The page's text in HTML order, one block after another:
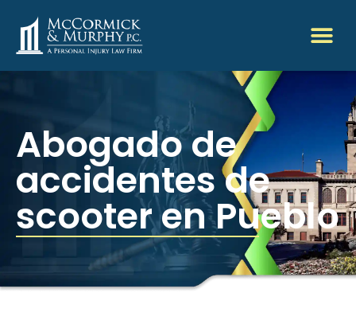
Abogado de
accidentes de
scooter en Pueblo